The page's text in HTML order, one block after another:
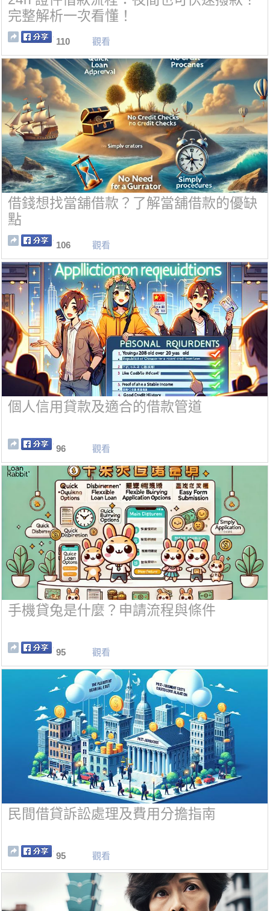
完整解析一次看懂！
110 觀看
借錢想找當舖借款？了解當舖借款的優缺
點
106 觀看
個人信用貸款及適合的借款管道
96 觀看
手機貸兔是什麼？申請流程與條件
95 觀看
民間借貸訴訟處理及費用分擔指南
95 觀看